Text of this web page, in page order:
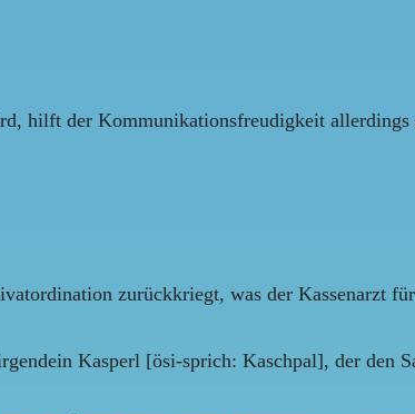
hilft der Kommunikationsfreudigkeit
zurückkriegt, was der Kassenarzt
Kasperl [ösi-sprich: Kaschpal], der den